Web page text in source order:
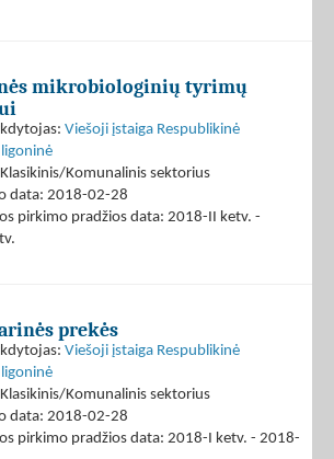
mikrobiologinių tyrimų
Viešoji įstaiga Respublikinė
Komunalinis sektorius
data: 2018-02-28
pirkimo pradžios data: 2018-II ketv. -
prekės
Viešoji įstaiga Respublikinė
Komunalinis sektorius
data: 2018-02-28
pirkimo pradžios data: 2018-I ketv. - 2018-